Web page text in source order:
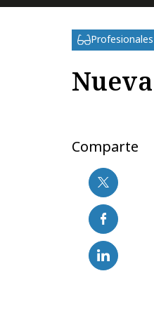
Profesionales
Comparte